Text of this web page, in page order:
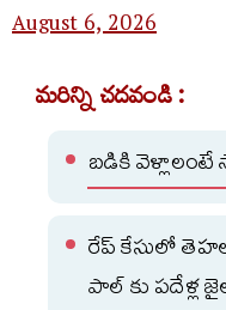
August 6, 2026
మరిన్ని చదవండి :
బడికి
రేప్ కేసులో
పాల్ కు పదేళ్ల